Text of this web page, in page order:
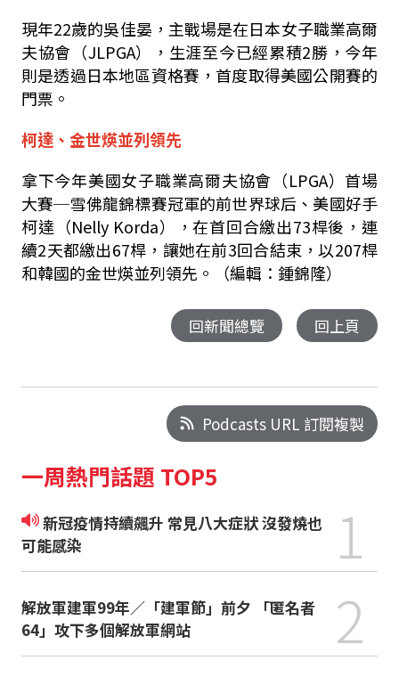
現年22歲的吳佳晏，主戰場是在日本女子職業高爾
夫協會（JLPGA），生涯至今已經累積2勝，今年
則是透過日本地區資格賽，首度取得美國公開賽的
門票。
柯達、金世煐並列領先
拿下今年美國女子職業高爾夫協會（LPGA）首場
大賽─雪佛龍錦標賽冠軍的前世界球后、美國好手
柯達（Nelly Korda），在首回合繳出73桿後，連
續2天都繳出67桿，讓她在前3回合結束，以207桿
和韓國的金世煐並列領先。（編輯：鍾錦隆）
回新聞總覽 回上頁
Podcasts URL 訂閱複製
一周熱門話題 TOP5
新冠疫情持續飆升 常見八大症狀 沒發燒也
可能感染
1
解放軍建軍99年／「建軍節」前夕 「匿名者
64」攻下多個解放軍網站
2